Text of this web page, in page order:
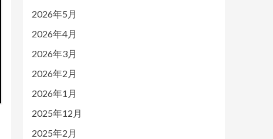
2026年5月
2026年4月
2026年3月
2026年2月
2026年1月
2025年12月
2025年2月